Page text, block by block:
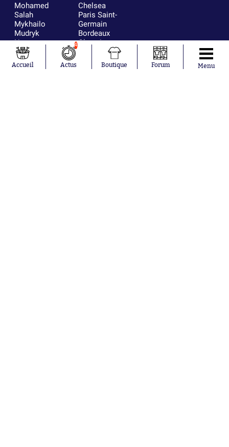
Mohamed
Salah
Mykhailo
Mudryk
Neymar
Khalis Merah
Loïs Openda
Moussa
Chelsea
Paris Saint-
Germain
Bordeaux
Olympique
Real Madrid
Accueil
4
Actus Boutique Forum Menu